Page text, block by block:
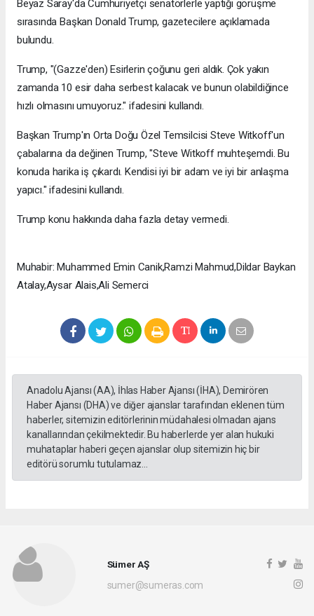
Beyaz Saray'da Cumhuriyetçi senatörlerle yaptığı görüşme
sırasında Başkan Donald Trump, gazetecilere açıklamada
bulundu.
Trump, "(Gazze'den) Esirlerin çoğunu geri aldık. Çok yakın
zamanda 10 esir daha serbest kalacak ve bunun olabildiğince
hızlı olmasını umuyoruz." ifadesini kullandı.
Başkan Trump'ın Orta Doğu Özel Temsilcisi Steve Witkoff'un
çabalarına da değinen Trump, "Steve Witkoff muhteşemdi. Bu
konuda harika iş çıkardı. Kendisi iyi bir adam ve iyi bir anlaşma
yapıcı." ifadesini kullandı.
Trump konu hakkında daha fazla detay vermedi.
Muhabir: Muhammed Emin Canik,Ramzi Mahmud,Dildar Baykan
Atalay,Aysar Alais,Ali Semerci
Anadolu Ajansı (AA), İhlas Haber Ajansı (İHA), Demirören
Haber Ajansı (DHA) ve diğer ajanslar tarafından eklenen tüm
haberler, sitemizin editörlerinin müdahalesi olmadan ajans
kanallarından çekilmektedir. Bu haberlerde yer alan hukuki
muhataplar haberi geçen ajanslar olup sitemizin hiç bir
editörü sorumlu tutulamaz...
Sümer AŞ
sumer@sumeras.com